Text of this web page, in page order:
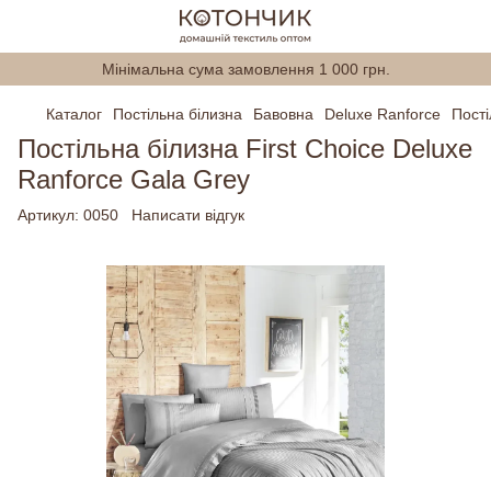
Мінімальна сума замовлення 1 000 грн.
Каталог Постільна білизна Бавовна Deluxe Ranforce
Постільна білизна First Choice Deluxe
Ranforce Gala Grey
Артикул: 0050 Написати відгук